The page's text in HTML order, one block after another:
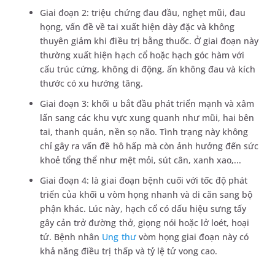
Giai đoạn 2: triệu chứng đau đầu, nghẹt mũi, đau
họng, vấn đề về tai xuất hiện dày đặc và không
thuyên giảm khi điều trị bằng thuốc. Ở giai đoạn này
thường xuất hiện hạch cổ hoặc hạch góc hàm với
cấu trúc cứng, không di động, ấn không đau và kích
thước có xu hướng tăng.
Giai đoạn 3: khối u bắt đầu phát triển mạnh và xâm
lấn sang các khu vực xung quanh như mũi, hai bên
tai, thanh quản, nền sọ não. Tình trạng này không
chỉ gây ra vấn đề hô hấp mà còn ảnh hưởng đến sức
khoẻ tổng thể như mệt mỏi, sút cân, xanh xao,...
Giai đoạn 4: là giai đoạn bệnh cuối với tốc độ phát
triển của khối u vòm họng nhanh và di căn sang bộ
phận khác. Lúc này, hạch cổ có dấu hiệu sưng tấy
gây cản trở đường thở, giọng nói hoặc lở loét, hoại
tử. Bệnh nhân Ung thưvòm họng giai đoạn này có
khả năng điều trị thấp và tỷ lệ tử vong cao.